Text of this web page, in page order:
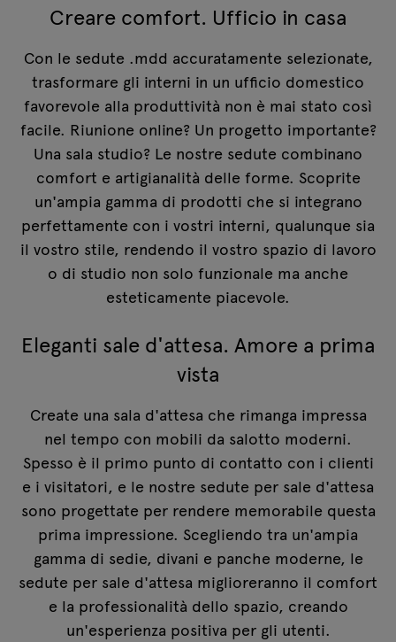
Creare comfort. Ufficio in casa
Con le sedute .mdd accuratamente selezionate,
trasformare gli interni in un ufficio domestico
favorevole alla produttività non è mai stato così
facile. Riunione online? Un progetto importante?
Una sala studio? Le nostre sedute combinano
comfort e artigianalità delle forme. Scoprite
un'ampia gamma di prodotti che si integrano
perfettamente con i vostri interni, qualunque sia
il vostro stile, rendendo il vostro spazio di lavoro
o di studio non solo funzionale ma anche
esteticamente piacevole.
Eleganti sale d'attesa. Amore a prima
vista
Create una sala d'attesa che rimanga impressa
nel tempo con mobili da salotto moderni.
Spesso è il primo punto di contatto con i clienti
e i visitatori, e le nostre sedute per sale d'attesa
sono progettate per rendere memorabile questa
prima impressione. Scegliendo tra un'ampia
gamma di sedie, divani e panche moderne, le
sedute per sale d'attesa miglioreranno il comfort
e la professionalità dello spazio, creando
un'esperienza positiva per gli utenti.